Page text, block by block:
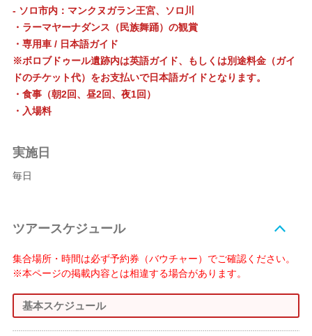
- ソロ市内：マンクヌガラン王宮、ソロ川
・ラーマヤーナダンス（民族舞踊）の観賞
・専用車 / 日本語ガイド
※ボロブドゥール遺跡内は英語ガイド、もしくは別途料金（ガイ
ドのチケット代）をお支払いで日本語ガイドとなります。
・食事（朝2回、昼2回、夜1回）
・入場料
実施日
毎日
ツアースケジュール
集合場所・時間は必ず予約券（バウチャー）でご確認ください。
※本ページの掲載内容とは相違する場合があります。
基本スケジュール